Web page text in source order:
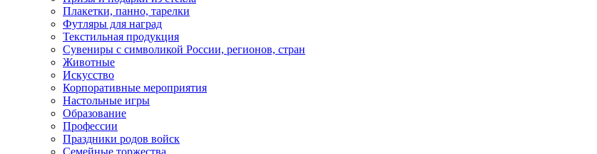
Плакетки, панно, тарелки
Футляры для наград
Текстильная продукция
Сувениры с символикой России, регионов, стран
Животные
Искусство
Корпоративные мероприятия
Настольные игры
Образование
Профессии
Праздники родов войск
Семейные торжества